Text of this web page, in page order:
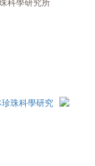
科學研究所